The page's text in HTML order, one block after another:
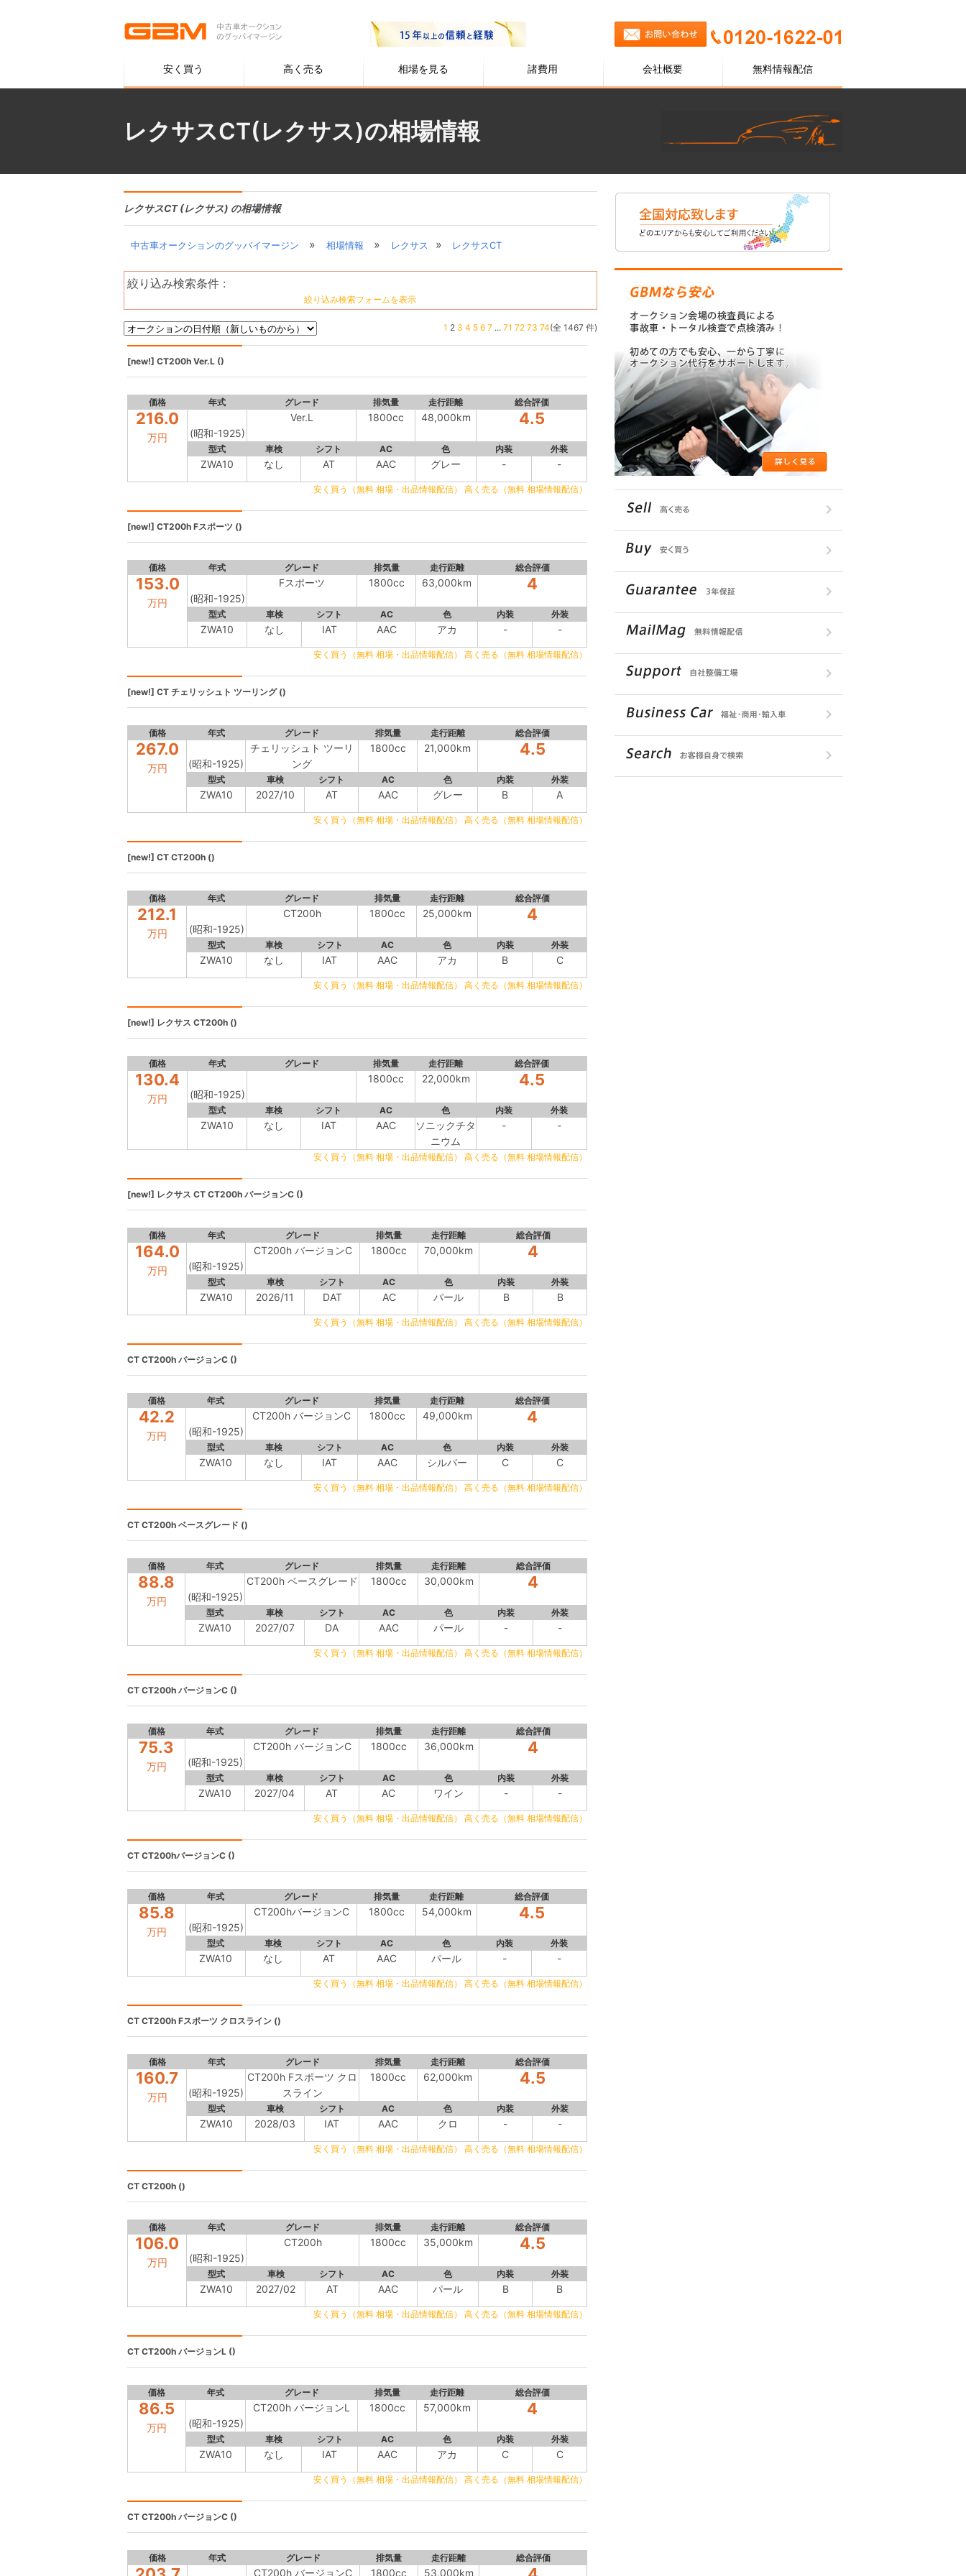
安く買う 高く売る 相場を見る 諸費用 会社概要 無料情報配信
レクサスCT(レクサス)の相場情報
レクサスCT (レクサス) の相場情報
中古車オークションのグッバイマージン » 相場情報 » レクサス » レクサスCT
絞り込み検索条件 :
絞り込み検索フォームを表示
1 2 3 4 5 6 7... 71 72 73 74(全 1467 件)
[new!] CT200h Ver.L ()
価格 年式 グレード 排気量 走行距離 総合評価
216.0
万円 (昭和-1925)
Ver.L 1800cc 48,000km 4.5
型式 車検 シフト AC 色 内装 外装
ZWA10 なし AT AAC グレー - -
安く買う（無料 相場・出品情報配信） 高く売る（無料 相場情報配信）
[new!] CT200h Fスポーツ ()
価格 年式 グレード 排気量 走行距離 総合評価
153.0
万円 (昭和-1925)
Fスポーツ 1800cc 63,000km 4
型式 車検 シフト AC 色 内装 外装
ZWA10 なし IAT AAC アカ - -
安く買う（無料 相場・出品情報配信） 高く売る（無料 相場情報配信）
[new!] CT チェリッシュト ツーリング ()
価格 年式 グレード 排気量 走行距離 総合評価
267.0
万円 (昭和-1925)
チェリッシュト ツーリ
ング
1800cc 21,000km 4.5
型式 車検 シフト AC 色 内装 外装
ZWA10 2027/10 AT AAC グレー B A
安く買う（無料 相場・出品情報配信） 高く売る（無料 相場情報配信）
[new!] CT CT200h ()
価格 年式 グレード 排気量 走行距離 総合評価
212.1
万円 (昭和-1925)
CT200h 1800cc 25,000km 4
型式 車検 シフト AC 色 内装 外装
ZWA10 なし IAT AAC アカ B C
安く買う（無料 相場・出品情報配信） 高く売る（無料 相場情報配信）
[new!] レクサス CT200h ()
価格 年式 グレード 排気量 走行距離 総合評価
130.4
万円 (昭和-1925)
1800cc 22,000km 4.5
型式 車検 シフト AC 色 内装 外装
ZWA10 なし IAT AAC
ソニックチタ
ニウム
- -
安く買う（無料 相場・出品情報配信） 高く売る（無料 相場情報配信）
[new!] レクサス CT CT200h バージョンC ()
価格 年式 グレード 排気量 走行距離 総合評価
164.0
万円 (昭和-1925)
CT200h バージョンC 1800cc 70,000km 4
型式 車検 シフト AC 色 内装 外装
ZWA10 2026/11 DAT AC パール B B
安く買う（無料 相場・出品情報配信） 高く売る（無料 相場情報配信）
CT CT200h バージョンC ()
価格 年式 グレード 排気量 走行距離 総合評価
42.2
万円 (昭和-1925)
CT200h バージョンC 1800cc 49,000km 4
型式 車検 シフト AC 色 内装 外装
ZWA10 なし IAT AAC シルバー C C
安く買う（無料 相場・出品情報配信） 高く売る（無料 相場情報配信）
CT CT200h ベースグレード ()
価格 年式 グレード 排気量 走行距離 総合評価
88.8
万円 (昭和-1925)
CT200h ベースグレード 1800cc 30,000km 4
型式 車検 シフト AC 色 内装 外装
ZWA10 2027/07 DA AAC パール - -
安く買う（無料 相場・出品情報配信） 高く売る（無料 相場情報配信）
CT CT200h バージョンC ()
価格 年式 グレード 排気量 走行距離 総合評価
75.3
万円 (昭和-1925)
CT200h バージョンC 1800cc 36,000km 4
型式 車検 シフト AC 色 内装 外装
ZWA10 2027/04 AT AC ワイン - -
安く買う（無料 相場・出品情報配信） 高く売る（無料 相場情報配信）
CT CT200hバージョンC ()
価格 年式 グレード 排気量 走行距離 総合評価
85.8
万円 (昭和-1925)
CT200hバージョンC 1800cc 54,000km 4.5
型式 車検 シフト AC 色 内装 外装
ZWA10 なし AT AAC パール - -
安く買う（無料 相場・出品情報配信） 高く売る（無料 相場情報配信）
CT CT200h Fスポーツ クロスライン ()
価格 年式 グレード 排気量 走行距離 総合評価
160.7
万円 (昭和-1925)
CT200h Fスポーツ クロ
スライン
1800cc 62,000km 4.5
型式 車検 シフト AC 色 内装 外装
ZWA10 2028/03 IAT AAC クロ - -
安く買う（無料 相場・出品情報配信） 高く売る（無料 相場情報配信）
CT CT200h ()
価格 年式 グレード 排気量 走行距離 総合評価
106.0
万円 (昭和-1925)
CT200h 1800cc 35,000km 4.5
型式 車検 シフト AC 色 内装 外装
ZWA10 2027/02 AT AAC パール B B
安く買う（無料 相場・出品情報配信） 高く売る（無料 相場情報配信）
CT CT200h バージョンL ()
価格 年式 グレード 排気量 走行距離 総合評価
86.5
万円 (昭和-1925)
CT200h バージョンL 1800cc 57,000km 4
型式 車検 シフト AC 色 内装 外装
ZWA10 なし IAT AAC アカ C C
安く買う（無料 相場・出品情報配信） 高く売る（無料 相場情報配信）
CT CT200h バージョンC ()
価格 年式 グレード 排気量 走行距離 総合評価
CT200h バージョンC 1800cc 53,000km